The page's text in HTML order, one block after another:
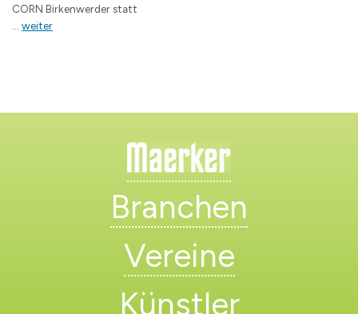
CORN Birkenwerder statt
weiter
Branchen
Vereine
Künstler